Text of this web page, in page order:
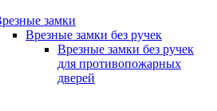
замки
Врезные замки без ручек
Врезные замки без ручек
для противопожарных
дверей